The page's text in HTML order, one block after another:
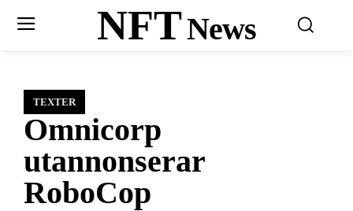
NFTNews
TEXTER
Omnicorp
utannonserar
RoboCop